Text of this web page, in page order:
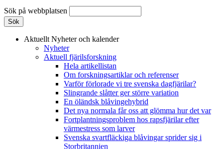
Sök på webbplatsen
Aktuellt Nyheter och kalender
Nyheter
Aktuell fjärilsforskning
Hela artikellistan
Om forskningsartiklar och referenser
Varför förlorade vi tre svenska dagfjärilar?
Slingrande slåtter ger större variation
En öländsk blåvingehybrid
Det nya normala får oss att glömma hur det var
Fortplantningsproblem hos rapsfjärilar efter
värmestress som larver
Svenska svartfläckiga blåvingar sprider sig i
Storbritannien